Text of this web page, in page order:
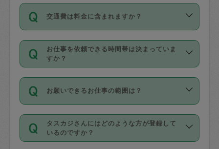
を行う際にご入力ください。プロフィー
ル登録時にはご入力いただかなくても大
丈夫です。
デビットカード・プリペイドカード（Vプ
リカ、au WALLETなど）は支払にはご利
銀行振込や現金払いも対応していませ
なお、タスカジさんの交通費も、依頼料
金のご請求と合わせてお支払いとなりま
依頼には「スポット」と「定期（毎週｜
隔週）」があり、「定期」の依頼は「ス
ポット」よりお得な料金でご利用できま
す。
定期の最低利用回数は設けていない代わ
りに、一定数を超えたキャンセルは有償
（例：毎週定期の場合は３回以上のキャ
ンセルが有償（1200円、隔週定期の場合
は２回以上のキャンセルが有償（1200
交通費は料金に含まれますか？
交通費は依頼料金とは別途発生し、依頼
料金のご請求と合わせてお支払いとなり
ます。交通費の金額は「依頼の詳細」に
お仕事を依頼できる時間帯は決まっていま
すか？
時間帯は3種類あります。いずれも１回あ
たり３時間です。
・ＡＭ ９時～１２時
・ＰＭ １３時～１６時
・夜 １８時～２１時
お願いできるお仕事の範囲は？
掃除、整理収納、洗濯、買い物、料理、
作り置きです。タスカジさんによってで
きる仕事の範囲が異なりますので、依頼
タスカジさんにはどのような方が登録して
いるのですか？